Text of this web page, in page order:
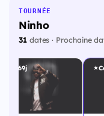
TOURNÉE
Ninho
31dates · Prochaine
169j